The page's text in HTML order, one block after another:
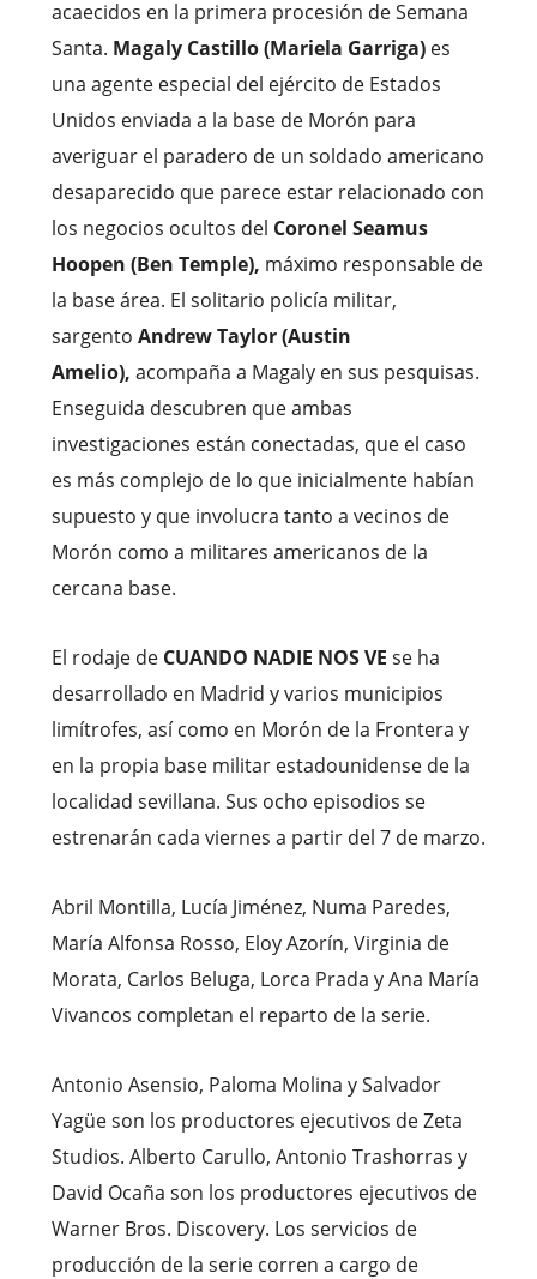
acaecidos en la primera procesión de Semana
Santa. Magaly Castillo (Mariela Garriga) es
una agente especial del ejército de Estados
Unidos enviada a la base de Morón para
averiguar el paradero de un soldado americano
desaparecido que parece estar relacionado con
los negocios ocultos del Coronel Seamus
Hoopen (Ben Temple), máximo responsable de
la base área. El solitario policía militar,
sargento Andrew Taylor (Austin
Amelio), acompaña a Magaly en sus pesquisas.
Enseguida descubren que ambas
investigaciones están conectadas, que el caso
es más complejo de lo que inicialmente habían
supuesto y que involucra tanto a vecinos de
Morón como a militares americanos de la
cercana base.
El rodaje de CUANDO NADIE NOS VE se ha
desarrollado en Madrid y varios municipios
limítrofes, así como en Morón de la Frontera y
en la propia base militar estadounidense de la
localidad sevillana. Sus ocho episodios se
estrenarán cada viernes a partir del 7 de marzo.
Abril Montilla, Lucía Jiménez, Numa Paredes,
María Alfonsa Rosso, Eloy Azorín, Virginia de
Morata, Carlos Beluga, Lorca Prada y Ana María
Vivancos completan el reparto de la serie.
Antonio Asensio, Paloma Molina y Salvador
Yagüe son los productores ejecutivos de Zeta
Studios. Alberto Carullo, Antonio Trashorras y
David Ocaña son los productores ejecutivos de
Warner Bros. Discovery. Los servicios de
producción de la serie corren a cargo de